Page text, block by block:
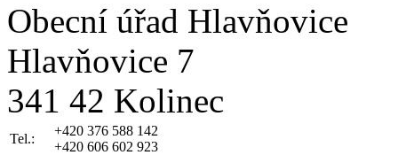
Obecní úřad Hlavňovice
Hlavňovice 7
341 42 Kolinec
Tel.:
+420 376 588 142
+420 606 602 923